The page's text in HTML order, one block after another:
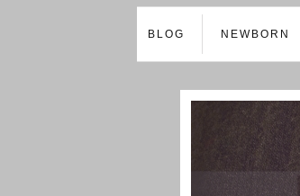
BLOG NEWBORN